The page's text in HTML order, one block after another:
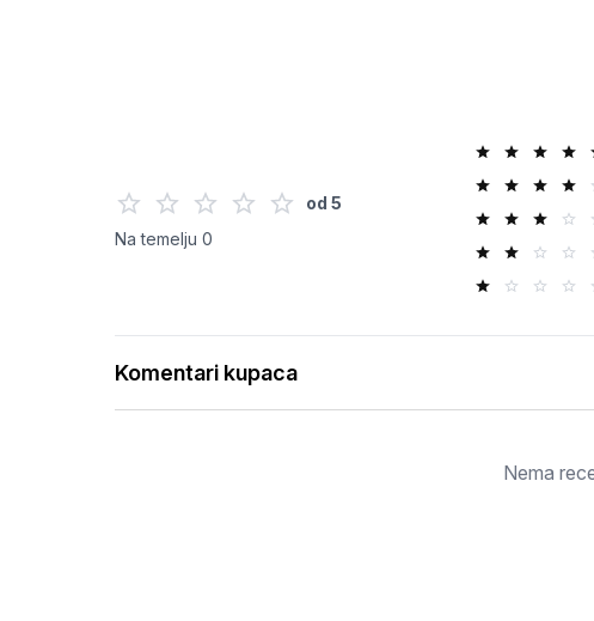
od 5
Na temelju 0
Komentari kupaca
Nema